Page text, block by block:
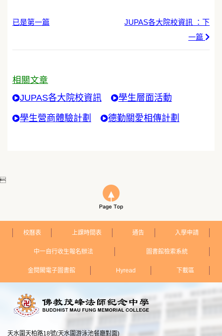
已是第一篇
JUPAS各大院校資訊 ：下
一篇
相關文章
JUPAS各大院校資訊
學生層面活動
學生營商體驗計劃 德勤關愛相傳計劃

校曆表 上課時間表 通告 入學申請
中一自行收生報名辦法 圖書館檢索系統
金閱閣電子圖書館 Hyread 下載區
天水圍天柏路18號(天水圍游泳池餐廳對面)